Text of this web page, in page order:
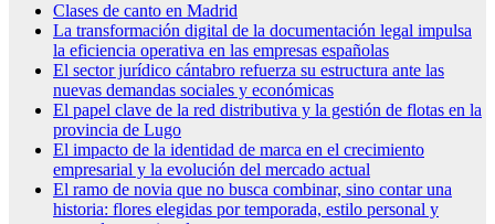
Clases de canto en Madrid
La transformación digital de la documentación legal impulsa
la eficiencia operativa en las empresas españolas
El sector jurídico cántabro refuerza su estructura ante las
nuevas demandas sociales y económicas
El papel clave de la red distributiva y la gestión de flotas en la
provincia de Lugo
El impacto de la identidad de marca en el crecimiento
empresarial y la evolución del mercado actual
El ramo de novia que no busca combinar, sino contar una
historia: flores elegidas por temporada, estilo personal y